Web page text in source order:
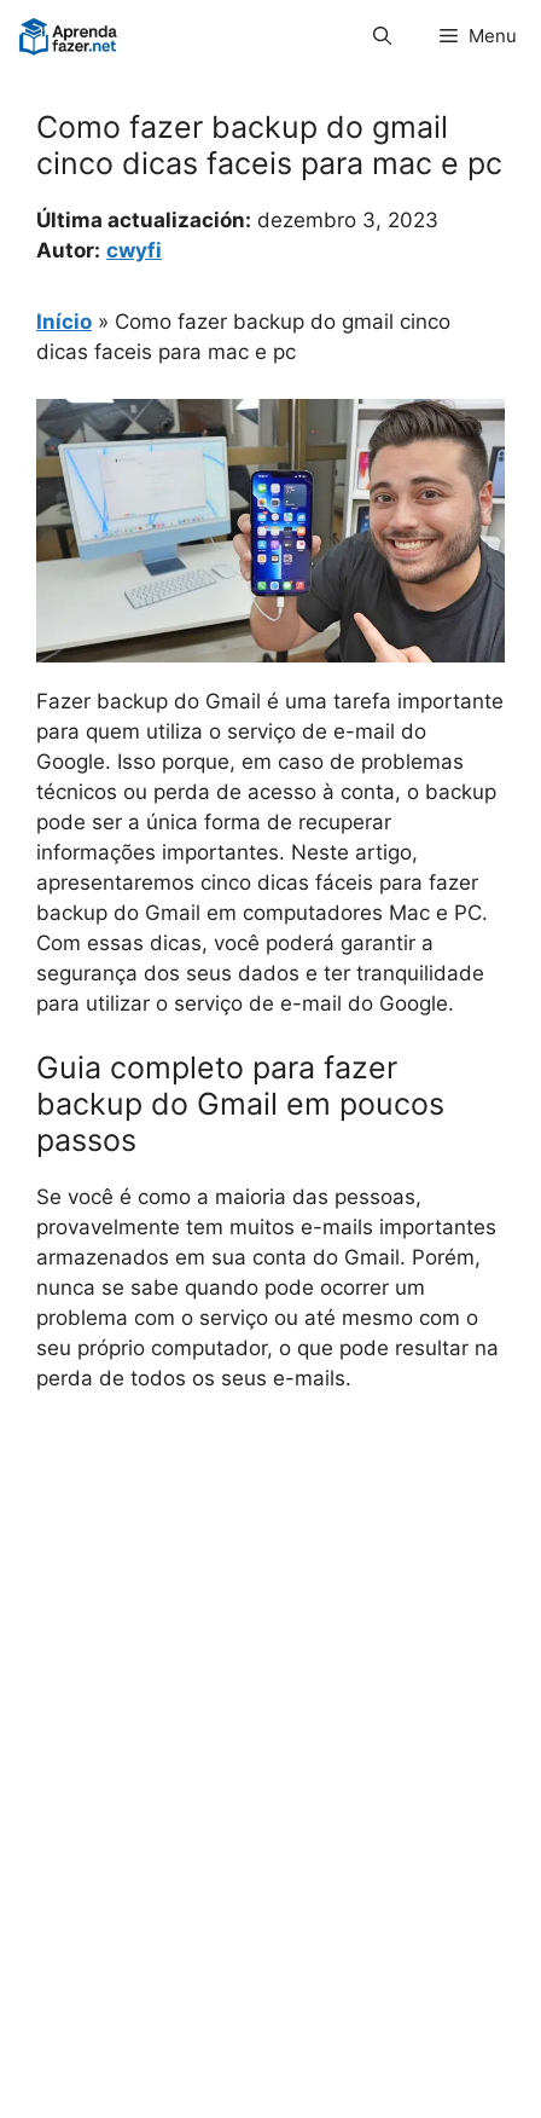
Pular
para
Menu
Como fazer backup do gmail
cinco dicas faceis para mac e pc
Última actualización: dezembro 3, 2023
Autor: cwyfi
Início » Como fazer backup do gmail cinco
dicas faceis para mac e pc
Fazer backup do Gmail é uma tarefa importante
para quem utiliza o serviço de e-mail do
Google. Isso porque, em caso de problemas
técnicos ou perda de acesso à conta, o backup
pode ser a única forma de recuperar
informações importantes. Neste artigo,
apresentaremos cinco dicas fáceis para fazer
backup do Gmail em computadores Mac e PC.
Com essas dicas, você poderá garantir a
segurança dos seus dados e ter tranquilidade
para utilizar o serviço de e-mail do Google.
Guia completo para fazer
backup do Gmail em poucos
passos
Se você é como a maioria das pessoas,
provavelmente tem muitos e-mails importantes
armazenados em sua conta do Gmail. Porém,
nunca se sabe quando pode ocorrer um
problema com o serviço ou até mesmo com o
seu próprio computador, o que pode resultar na
perda de todos os seus e-mails.